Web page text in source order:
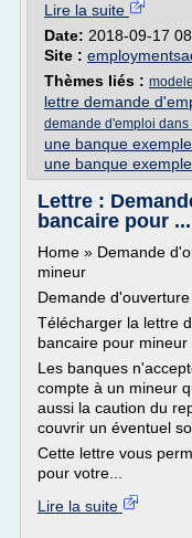
Lire la suite
Date: 2018-09-17
Site :
Thèmes liés :
lettre demande
demande d'emploi dans
une banque
une banque exemple
Lettre :
bancaire pour ...
Home » Demande
mineur
Demande
Télécharger la lettre
bancaire pour mineur
Les banques
compte à un mineur
aussi la caution du
couvrir un éventuel
Cette lettre vous
pour votre...
Lire la suite